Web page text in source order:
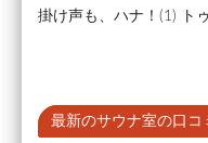
掛け声も、ハナ！(1) ト
最新のサウナ室の口コ